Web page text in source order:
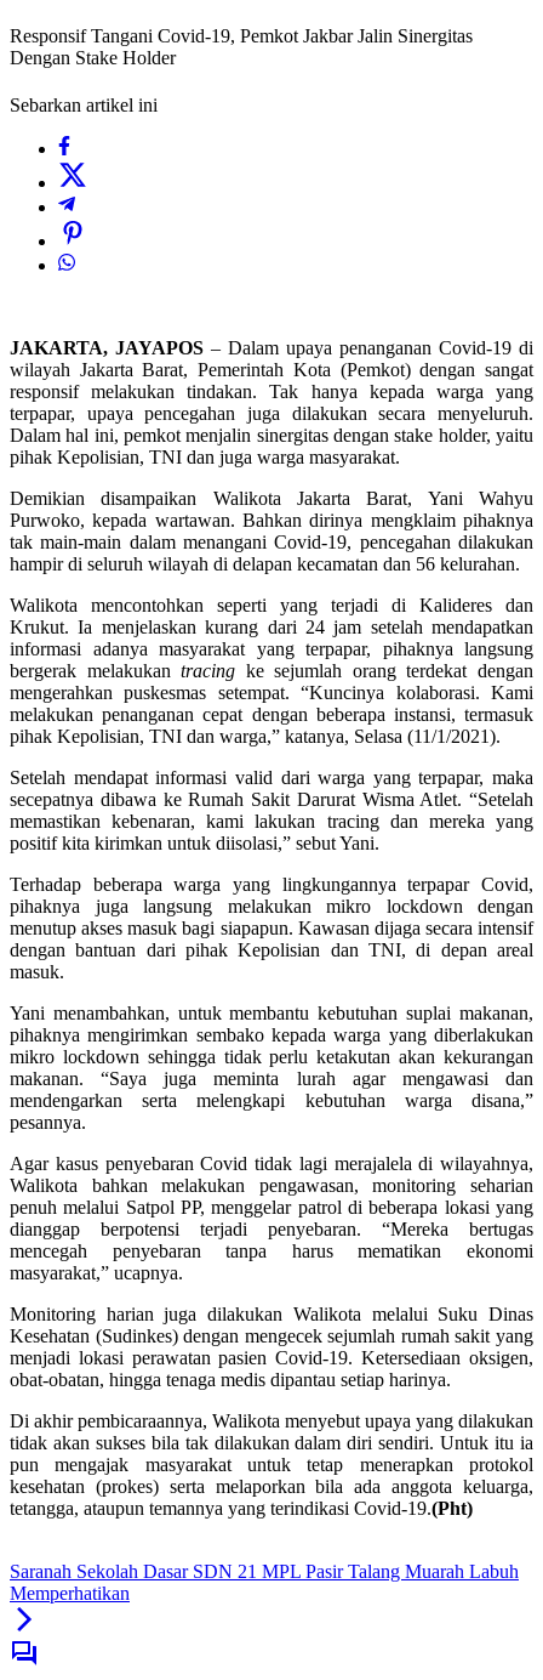
Responsif Tangani Covid-19, Pemkot Jakbar Jalin Sinergitas
Dengan Stake Holder
Sebarkan artikel ini
JAKARTA, JAYAPOS – Dalam upaya penanganan Covid-19 di
wilayah Jakarta Barat, Pemerintah Kota (Pemkot) dengan sangat
responsif melakukan tindakan. Tak hanya kepada warga yang
terpapar, upaya pencegahan juga dilakukan secara menyeluruh.
Dalam hal ini, pemkot menjalin sinergitas dengan stake holder, yaitu
pihak Kepolisian, TNI dan juga warga masyarakat.
Demikian disampaikan Walikota Jakarta Barat, Yani Wahyu
Purwoko, kepada wartawan. Bahkan dirinya mengklaim pihaknya
tak main-main dalam menangani Covid-19, pencegahan dilakukan
hampir di seluruh wilayah di delapan kecamatan dan 56 kelurahan.
Walikota mencontohkan seperti yang terjadi di Kalideres dan
Krukut. Ia menjelaskan kurang dari 24 jam setelah mendapatkan
informasi adanya masyarakat yang terpapar, pihaknya langsung
bergerak melakukantracing ke sejumlah orang terdekat dengan
mengerahkan puskesmas setempat. “Kuncinya kolaborasi. Kami
melakukan penanganan cepat dengan beberapa instansi, termasuk
pihak Kepolisian, TNI dan warga,” katanya, Selasa (11/1/2021).
Setelah mendapat informasi valid dari warga yang terpapar, maka
secepatnya dibawa ke Rumah Sakit Darurat Wisma Atlet. “Setelah
memastikan kebenaran, kami lakukan tracing dan mereka yang
positif kita kirimkan untuk diisolasi,” sebut Yani.
Terhadap beberapa warga yang lingkungannya terpapar Covid,
pihaknya juga langsung melakukan mikro lockdown dengan
menutup akses masuk bagi siapapun. Kawasan dijaga secara intensif
dengan bantuan dari pihak Kepolisian dan TNI, di depan areal
masuk.
Yani menambahkan, untuk membantu kebutuhan suplai makanan,
pihaknya mengirimkan sembako kepada warga yang diberlakukan
mikro lockdown sehingga tidak perlu ketakutan akan kekurangan
makanan. “Saya juga meminta lurah agar mengawasi dan
mendengarkan serta melengkapi kebutuhan warga disana,”
pesannya.
Agar kasus penyebaran Covid tidak lagi merajalela di wilayahnya,
Walikota bahkan melakukan pengawasan, monitoring seharian
penuh melalui Satpol PP, menggelar patrol di beberapa lokasi yang
dianggap berpotensi terjadi penyebaran. “Mereka bertugas
mencegah penyebaran tanpa harus mematikan ekonomi
masyarakat,” ucapnya.
Monitoring harian juga dilakukan Walikota melalui Suku Dinas
Kesehatan (Sudinkes) dengan mengecek sejumlah rumah sakit yang
menjadi lokasi perawatan pasien Covid-19. Ketersediaan oksigen,
obat-obatan, hingga tenaga medis dipantau setiap harinya.
Di akhir pembicaraannya, Walikota menyebut upaya yang dilakukan
tidak akan sukses bila tak dilakukan dalam diri sendiri. Untuk itu ia
pun mengajak masyarakat untuk tetap menerapkan protokol
kesehatan (prokes) serta melaporkan bila ada anggota keluarga,
tetangga, ataupun temannya yang terindikasi Covid-19.(Pht)
Saranah Sekolah Dasar SDN 21 MPL Pasir Talang Muarah Labuh
Memperhatikan